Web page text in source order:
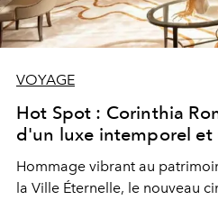
VOYAGE
Hot Spot : Corinthia
d'un luxe intemporel et
Hommage vibrant au
la Ville Éternelle, le nouveau